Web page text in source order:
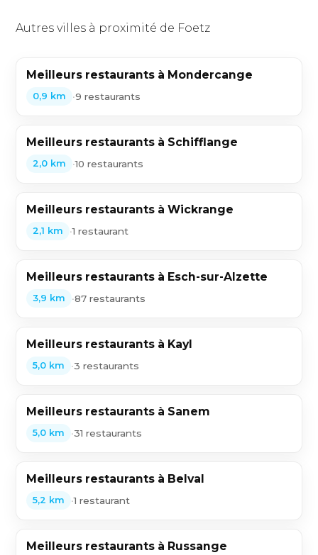
Autres villes à proximité de Foetz
Meilleurs restaurants à Mondercange
0,9 km •9 restaurants
Meilleurs restaurants à Schifflange
2,0 km •10 restaurants
Meilleurs restaurants à Wickrange
2,1 km •1 restaurant
Meilleurs restaurants à Esch-sur-Alzette
3,9 km •87 restaurants
Meilleurs restaurants à Kayl
5,0 km •3 restaurants
Meilleurs restaurants à Sanem
5,0 km •31 restaurants
Meilleurs restaurants à Belval
5,2 km •1 restaurant
Meilleurs restaurants à Russange